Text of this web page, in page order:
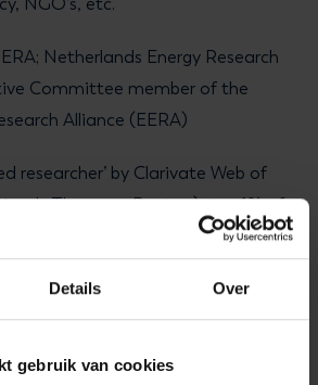
Details Over
gebruik van cookies
Netherlands Energy Research
Committee member of the
Alliance (EERA)
researcher’ by Clarivate Web of
Thomson Reuters); top 1% of
with the Nobel Peace Prize
Prize; for outstanding